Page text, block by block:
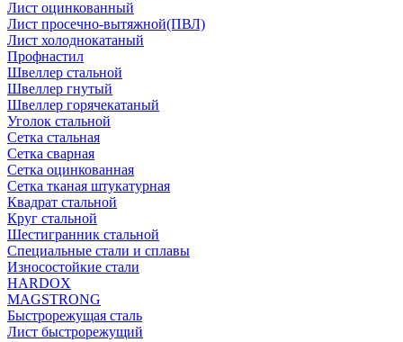
Лист оцинкованный
Лист просечно-вытяжной(ПВЛ)
Лист холоднокатаный
Профнастил
Швеллер стальной
Швеллер гнутый
Швеллер горячекатаный
Уголок стальной
Сетка стальная
Сетка сварная
Сетка оцинкованная
Сетка тканая штукатурная
Квадрат стальной
Круг стальной
Шестигранник стальной
Специальные стали и сплавы
Износостойкие стали
HARDOX
MAGSTRONG
Быстрорежущая сталь
Лист быстрорежущий